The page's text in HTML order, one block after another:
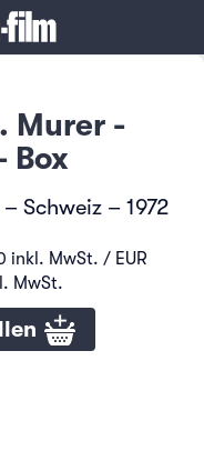
Murer -
Box
Schweiz – 1972
inkl. MwSt. / EUR
MwSt.